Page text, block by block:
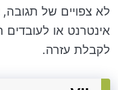
לא צפויים של
אינטרנט או לעובדים
לקבלת עזרה.